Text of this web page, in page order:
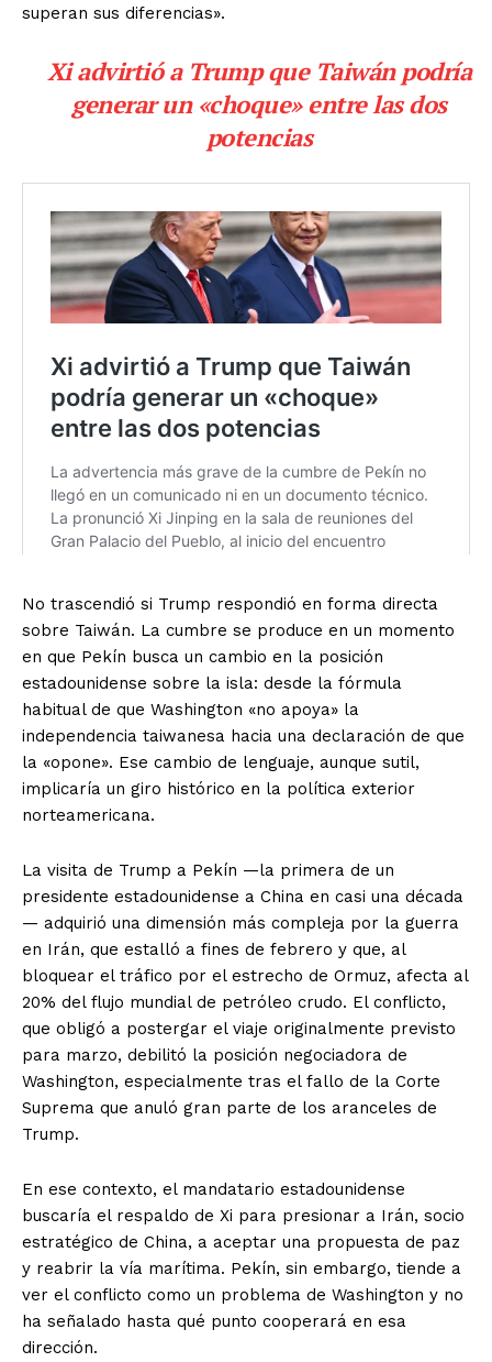
superan sus diferencias».
Xi advirtió a Trump que Taiwán podría
generar un «choque» entre las dos
potencias
No trascendió si Trump respondió en forma directa
sobre Taiwán. La cumbre se produce en un momento
en que Pekín busca un cambio en la posición
estadounidense sobre la isla: desde la fórmula
habitual de que Washington «no apoya» la
independencia taiwanesa hacia una declaración de que
la «opone». Ese cambio de lenguaje, aunque sutil,
implicaría un giro histórico en la política exterior
norteamericana.
La visita de Trump a Pekín —la primera de un
presidente estadounidense a China en casi una década
— adquirió una dimensión más compleja por la guerra
en Irán, que estalló a fines de febrero y que, al
bloquear el tráfico por el estrecho de Ormuz, afecta al
20% del flujo mundial de petróleo crudo. El conflicto,
que obligó a postergar el viaje originalmente previsto
para marzo, debilitó la posición negociadora de
Washington, especialmente tras el fallo de la Corte
Suprema que anuló gran parte de los aranceles de
Trump.
En ese contexto, el mandatario estadounidense
buscaría el respaldo de Xi para presionar a Irán, socio
estratégico de China, a aceptar una propuesta de paz
y reabrir la vía marítima. Pekín, sin embargo, tiende a
ver el conflicto como un problema de Washington y no
ha señalado hasta qué punto cooperará en esa
dirección.